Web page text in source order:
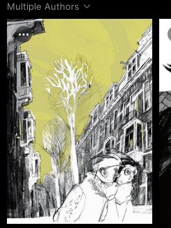
Multiple Authors